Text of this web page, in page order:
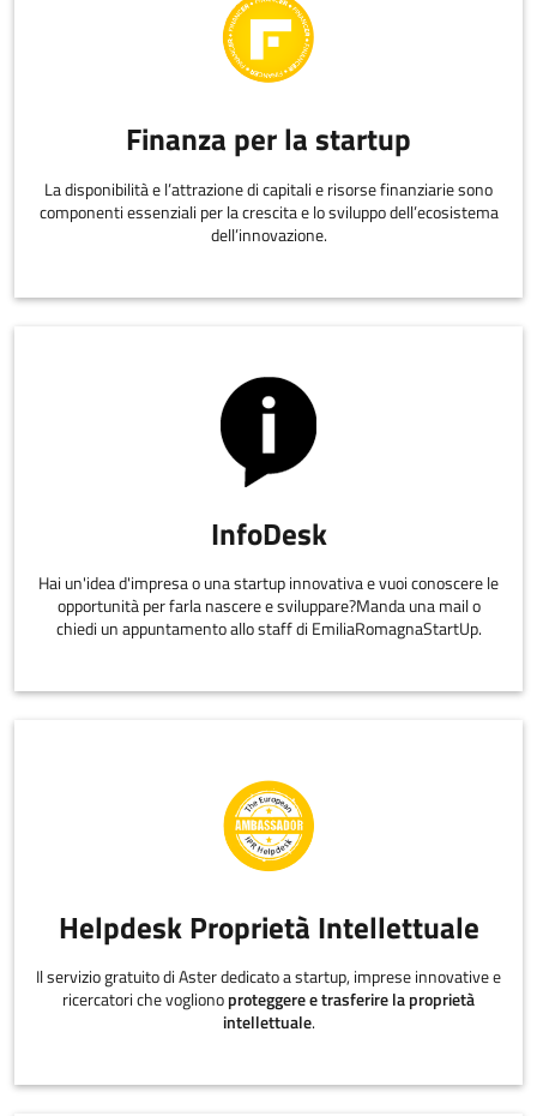
Finanza per la startup
La disponibilità e l’attrazione di capitali e risorse finanziarie sono
componenti essenziali per la crescita e lo sviluppo dell’ecosistema
dell’innovazione.
InfoDesk
Hai un'idea d'impresa o una startup innovativa e vuoi conoscere le
opportunità per farla nascere e sviluppare?Manda una mail o
chiedi un appuntamento allo staff di EmiliaRomagnaStartUp.
Helpdesk Proprietà Intellettuale
Il servizio gratuito di Aster dedicato a startup, imprese innovative e
ricercatori che voglionoproteggere e trasferire la proprietà
intellettuale.